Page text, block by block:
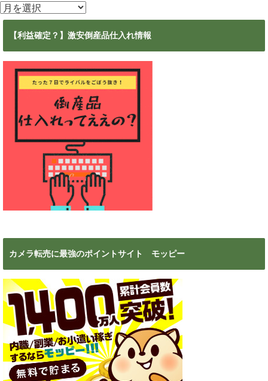
ア
ー
【利益確定？】激安倒産品仕入れ情報
カメラ転売に最強のポイントサイト モッピー